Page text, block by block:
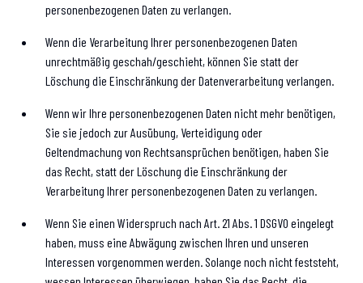
personenbezogenen Daten zu verlangen.
Wenn die Verarbeitung Ihrer personenbezogenen Daten
unrechtmäßig geschah/geschieht, können Sie statt der
Löschung die Einschränkung der Datenverarbeitung verlangen.
Wenn wir Ihre personenbezogenen Daten nicht mehr benötigen,
Sie sie jedoch zur Ausübung, Verteidigung oder
Geltendmachung von Rechtsansprüchen benötigen, haben Sie
das Recht, statt der Löschung die Einschränkung der
Verarbeitung Ihrer personenbezogenen Daten zu verlangen.
Wenn Sie einen Widerspruch nach Art. 21 Abs. 1 DSGVO eingelegt
haben, muss eine Abwägung zwischen Ihren und unseren
Interessen vorgenommen werden. Solange noch nicht feststeht,